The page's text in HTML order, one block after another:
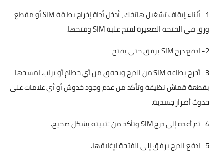
1- أثناء إيقاف تشغيل هاتفك ، أدخل أداة إخراج بطاقة SIM أو مقطع
ورق في الفتحة الصغيرة لفتح علبة SIM وفتحها.
2- ادفع درج SIM برفق حتى يفتح.
3- أخرج بطاقة SIM من الدرج وتحقق من أي حطام أو تراب. امسحها
بقطعة قماش نظيفة وتأكد من عدم وجود خدوش أو أي علامات على
حدوث أضرار جسدية.
4- ثم أعده إلى درج SIM وتأكد من تثبيته بشكل صحيح.
5- ادفع الدرج برفق إلى الفتحة لإغلاقها.